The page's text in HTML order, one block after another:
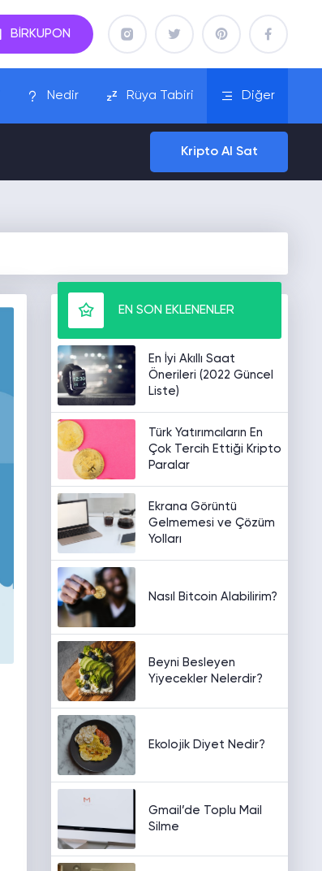
BİRKUPON
Nedir Rüya Tabiri Diğer
Kripto Al Sat
EN SON EKLENENLER
En İyi Akıllı Saat
Önerileri (2022 Güncel
Liste)
Türk Yatırımcıların En
Çok Tercih Ettiği Kripto
Paralar
Ekrana Görüntü
Gelmemesi ve Çözüm
Yolları
Nasıl Bitcoin Alabilirim?
Beyni Besleyen
Yiyecekler Nelerdir?
Ekolojik Diyet Nedir?
Gmail’de Toplu Mail
Silme